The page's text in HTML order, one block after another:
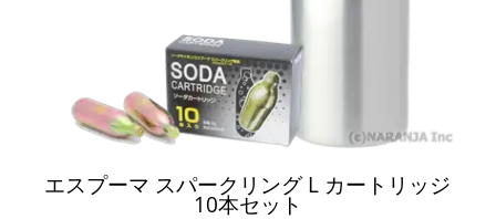
エスプーマ スパークリング L カートリッジ
10本セット